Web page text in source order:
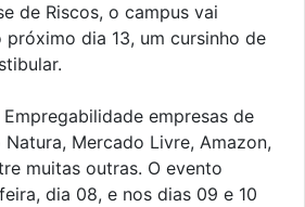
de Riscos, o campus vai
dia 13, um cursinho de
empresas de
Mercado Livre, Amazon,
muitas outras. O evento
dia 08, e nos dias 09 e 10